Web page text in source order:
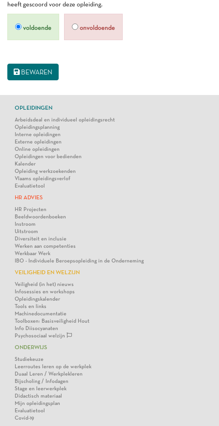
heeft gescoord voor deze opleiding.
voldoende onvoldoende
BEWAREN
OPLEIDINGEN
Arbeidsdeal en individueel opleidingsrecht
Opleidingsplanning
Interne opleidingen
Externe opleidingen
Online opleidingen
Opleidingen voor bedienden
Kalender
Opleiding werkzoekenden
Vlaams opleidingsverlof
Evaluatietool
HR ADVIES
HR Projecten
Beeldwoordenboeken
Instroom
Uitstroom
Diversiteit en inclusie
Werken aan competenties
Werkbaar Werk
IBO - Individuele Beroepsopleiding in de Onderneming
VEILIGHEID EN WELZIJN
Veiligheid (in het) nieuws
Infosessies en workshops
Opleidingskalender
Tools en links
Machinedocumentatie
Toolboxen: Basisveiligheid Hout
Info Diisocyanaten
Psychosociaal welzijn
ONDERWIJS
Studiekeuze
Leerroutes leren op de werkplek
Duaal Leren / Werkplekleren
Bijscholing / Infodagen
Stage en leerwerkplek
Didactisch materiaal
Mijn opleidingsplan
Evaluatietool
Covid-19